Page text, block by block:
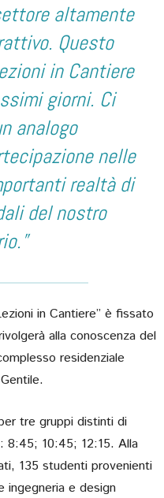
altamente
Questo
in Cantiere
giorni. Ci
analogo
nelle
realtà di
del nostro
in Cantiere” è fissato
alla conoscenza del
residenziale
tre gruppi distinti di
8:45; 10:45; 12:15. Alla
135 studenti provenienti
ingegneria e design